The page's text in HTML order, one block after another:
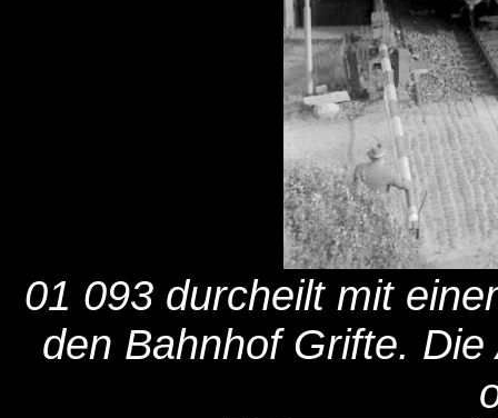
01 093 durcheilt mit
den Bahnhof Grifte.